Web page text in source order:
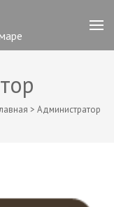
> Администратор